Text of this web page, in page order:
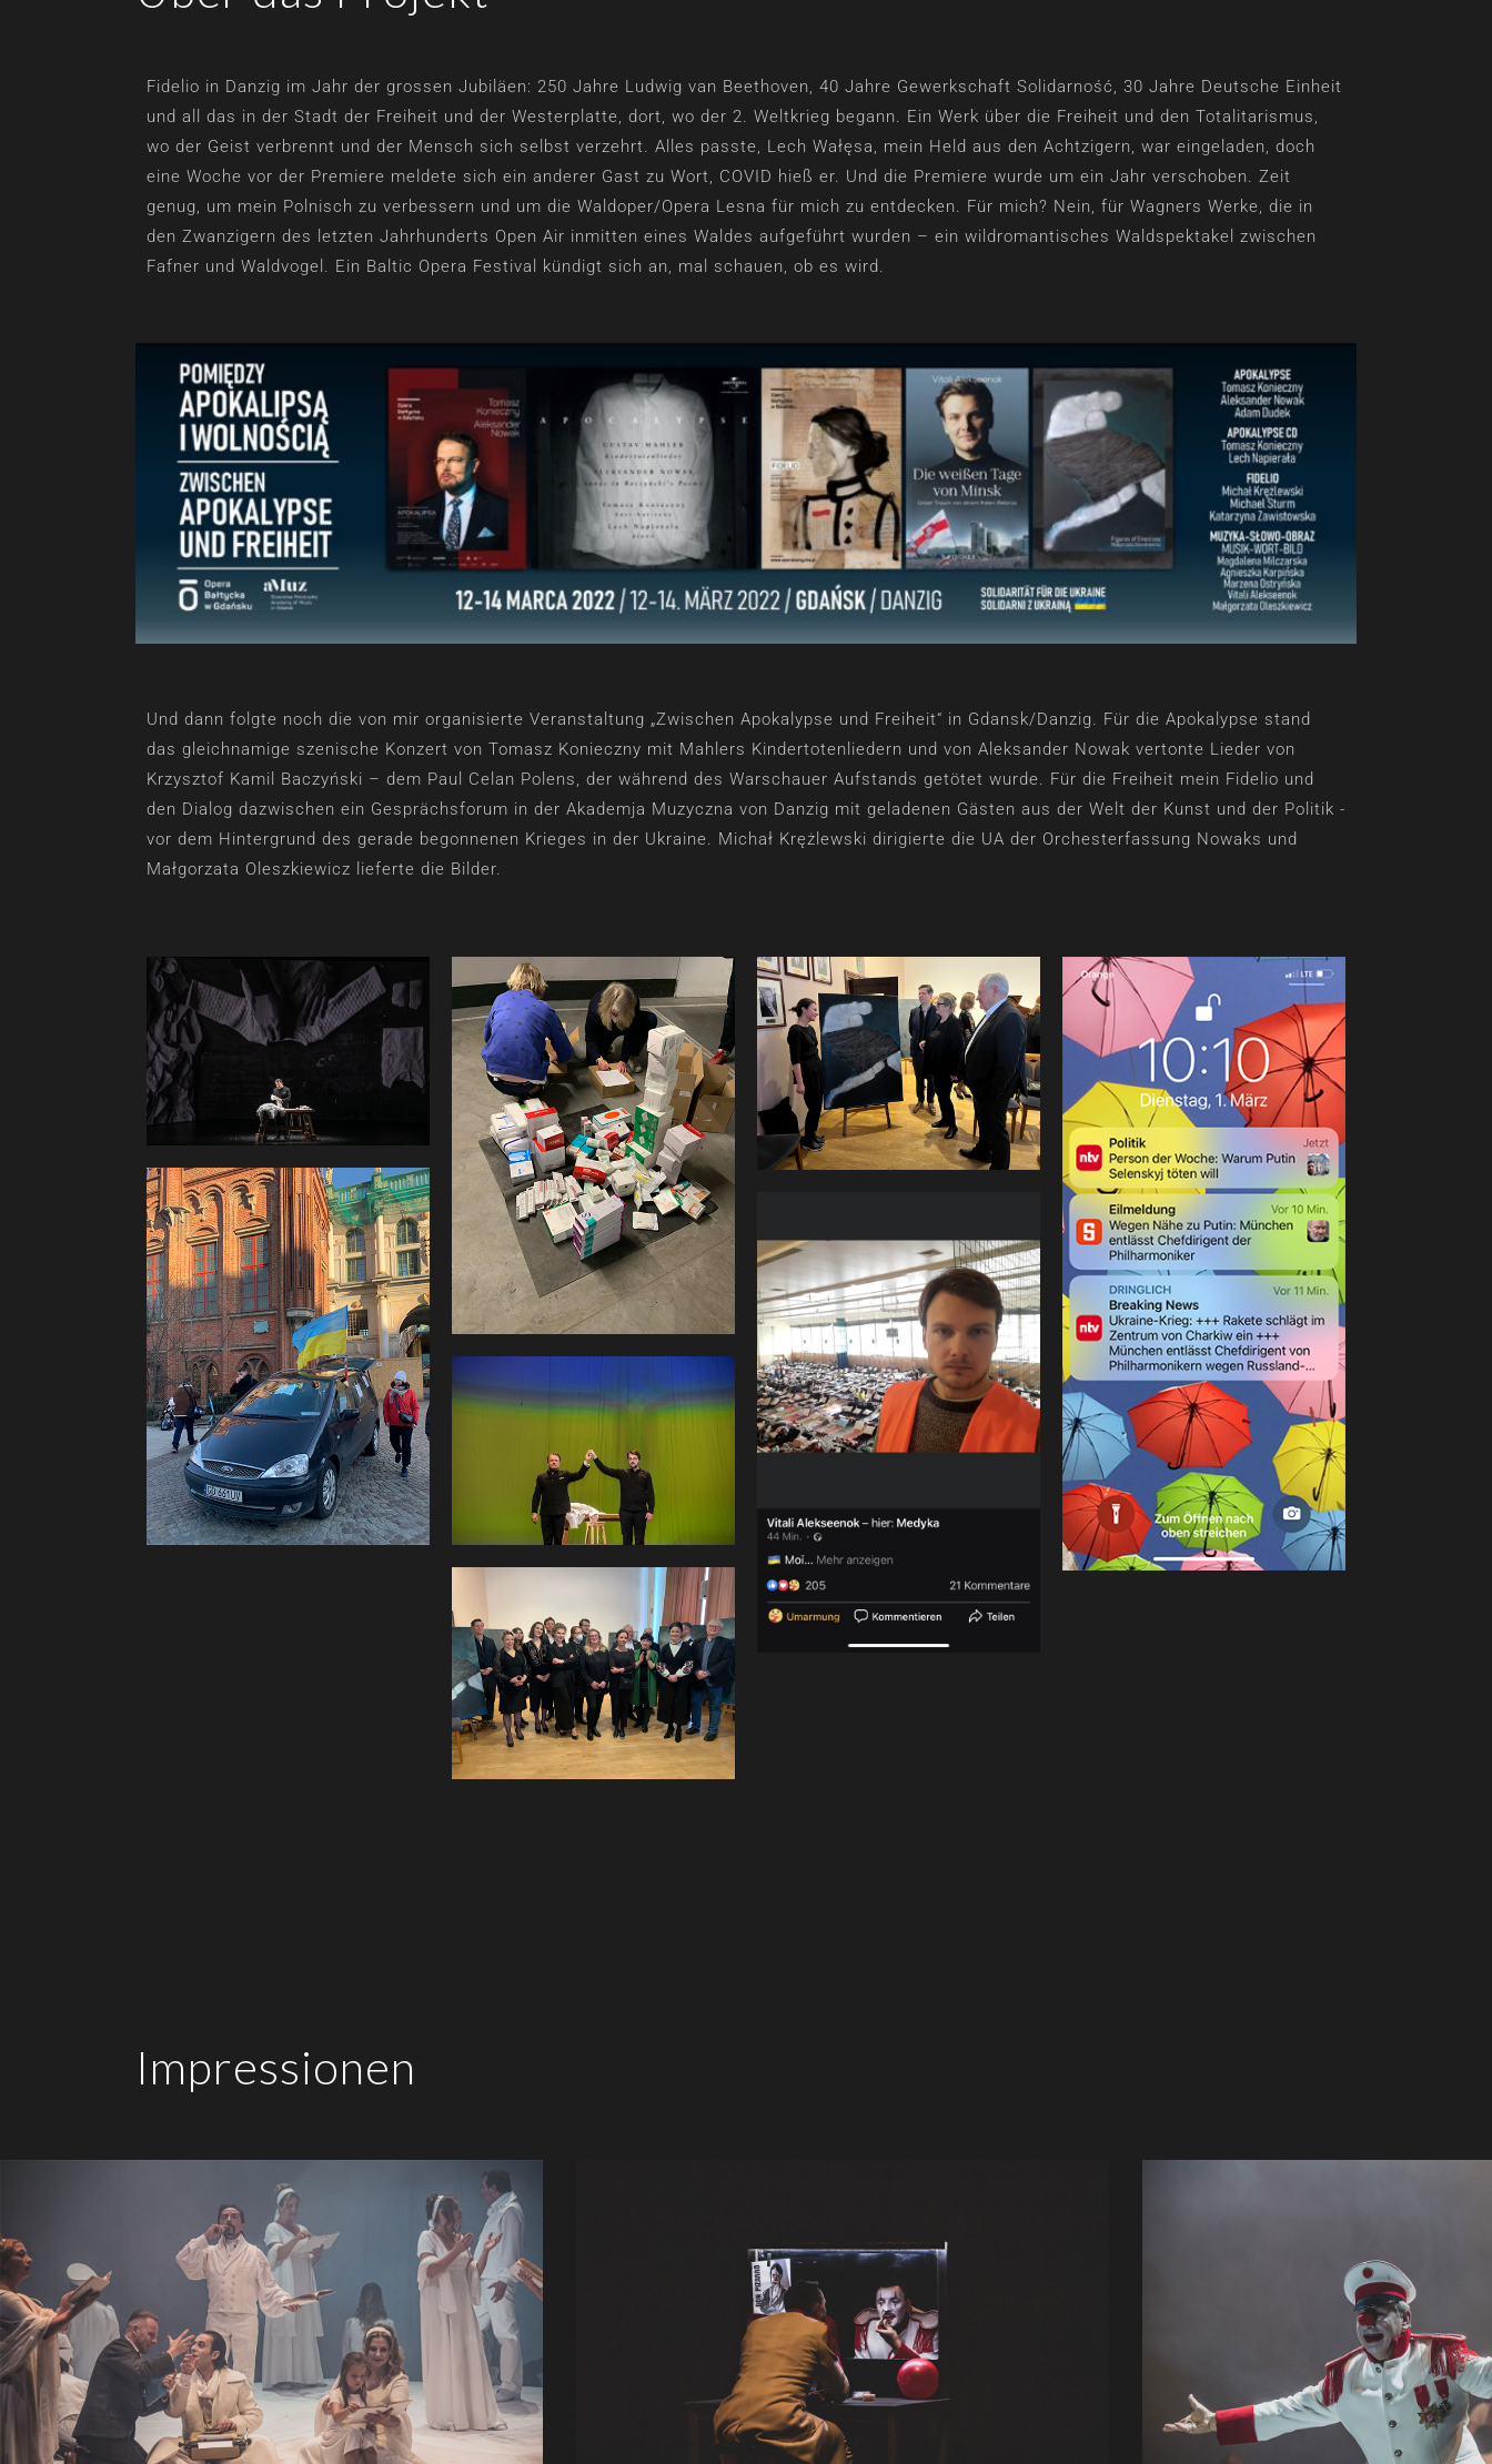
Fidelio in Danzig im Jahr der grossen Jubiläen: 250 Jahre Ludwig van Beethoven, 40 Jahre Gewerkschaft Solidarność, 30 Jahre Deutsche Einheit
und all das in der Stadt der Freiheit und der Westerplatte, dort, wo der 2. Weltkrieg begann. Ein Werk über die Freiheit und den Totalitarismus,
wo der Geist verbrennt und der Mensch sich selbst verzehrt. Alles passte, Lech Wałęsa, mein Held aus den Achtzigern, war eingeladen, doch
eine Woche vor der Premiere meldete sich ein anderer Gast zu Wort, COVID hieß er. Und die Premiere wurde um ein Jahr verschoben. Zeit
genug, um mein Polnisch zu verbessern und um die Waldoper/Opera Lesna für mich zu entdecken. Für mich? Nein, für Wagners Werke, die in
den Zwanzigern des letzten Jahrhunderts Open Air inmitten eines Waldes aufgeführt wurden – ein wildromantisches Waldspektakel zwischen
Fafner und Waldvogel. Ein Baltic Opera Festival kündigt sich an, mal schauen, ob es wird.
Und dann folgte noch die von mir organisierte Veranstaltung „Zwischen Apokalypse und Freiheit“ in Gdansk/Danzig. Für die Apokalypse stand
das gleichnamige szenische Konzert von Tomasz Konieczny mit Mahlers Kindertotenliedern und von Aleksander Nowak vertonte Lieder von
Krzysztof Kamil Baczyński – dem Paul Celan Polens, der während des Warschauer Aufstands getötet wurde. Für die Freiheit mein Fidelio und
den Dialog dazwischen ein Gesprächsforum in der Akademja Muzyczna von Danzig mit geladenen Gästen aus der Welt der Kunst und der Politik -
vor dem Hintergrund des gerade begonnenen Krieges in der Ukraine. Michał Krężlewski dirigierte die UA der Orchesterfassung Nowaks und
Małgorzata Oleszkiewicz lieferte die Bilder.
Impressionen